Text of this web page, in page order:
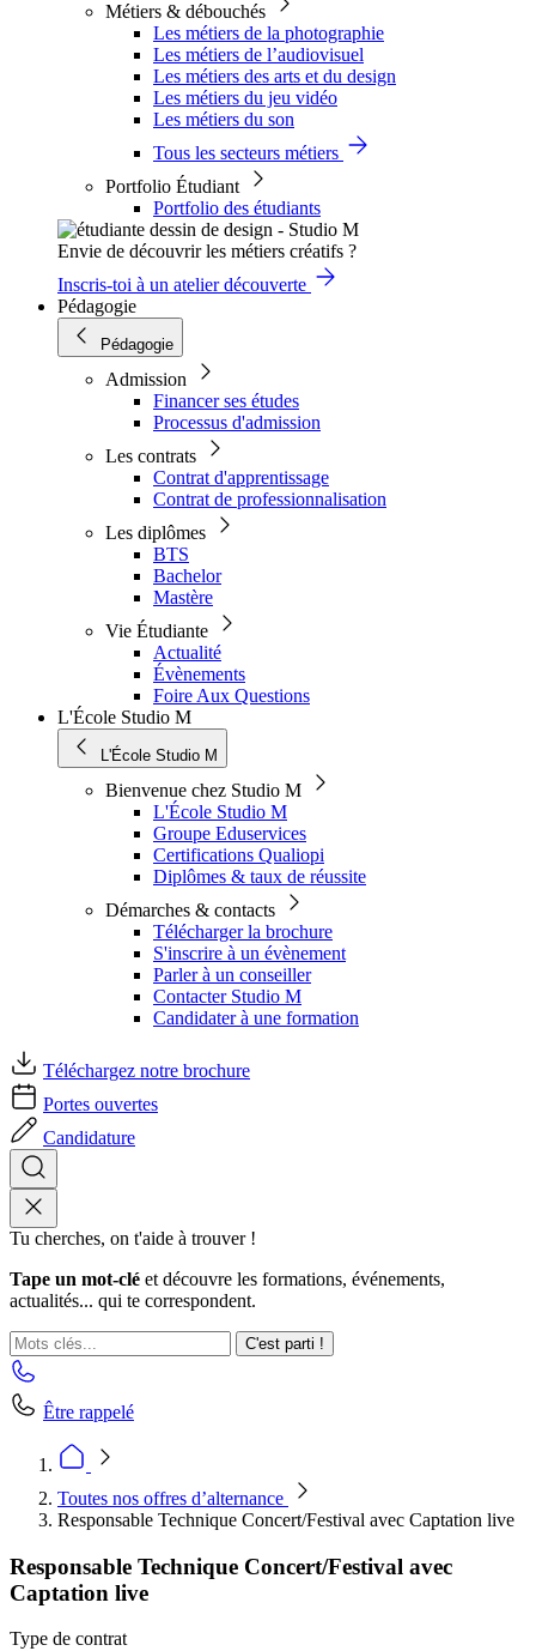
Métiers & débouchés
Les métiers de la photographie
Les métiers de l’audiovisuel
Les métiers des arts et du design
Les métiers du jeu vidéo
Les métiers du son
Tous les secteurs métiers
Portfolio Étudiant
Portfolio des étudiants
Envie de découvrir les métiers créatifs ?
Inscris-toi à un atelier découverte
Pédagogie
Pédagogie
Admission
Financer ses études
Processus d'admission
Les contrats
Contrat d'apprentissage
Contrat de professionnalisation
Les diplômes
BTS
Bachelor
Mastère
Vie Étudiante
Actualité
Évènements
Foire Aux Questions
L'École Studio M
L'École Studio M
Bienvenue chez Studio M
L'École Studio M
Groupe Eduservices
Certifications Qualiopi
Diplômes & taux de réussite
Démarches & contacts
Télécharger la brochure
S'inscrire à un évènement
Parler à un conseiller
Contacter Studio M
Candidater à une formation
Téléchargez notre brochure
Portes ouvertes
Candidature
Tu cherches, on t'aide à trouver !
Tape un mot-clé et découvre les formations, événements,
actualités... qui te correspondent.
C'est parti !
Être rappelé
Toutes nos offres d’alternance
Responsable Technique Concert/Festival avec Captation live
Responsable Technique Concert/Festival avec
Captation live
Type de contrat